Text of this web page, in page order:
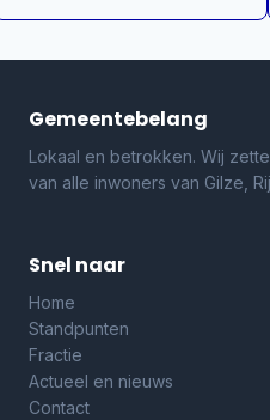
Gemeentebelang
Lokaal en betrokken. Wij
van alle inwoners van Gilze,
Snel naar
Home
Standpunten
Fractie
Actueel en nieuws
Contact